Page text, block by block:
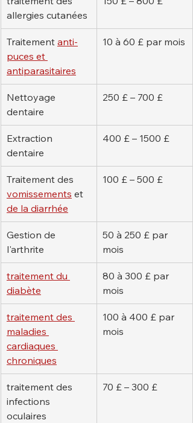
allergies cutanées
Traitement anti-
puces et
antiparasitaires
10 à 60 £ par mois
Nettoyage
dentaire
250 £ – 700 £
Extraction
dentaire
400 £ – 1500 £
Traitement des
vomissements et
de la diarrhée
100 £ – 500 £
Gestion de
l'arthrite
50 à 250 £ par
mois
traitement du
diabète
80 à 300 £ par
mois
traitement des
maladies
cardiaques
chroniques
100 à 400 £ par
mois
traitement des
infections
oculaires
70 £ – 300 £